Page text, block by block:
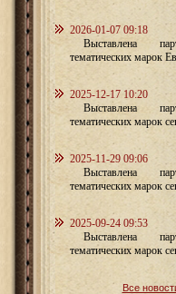
2026-01-07 09:18
Выставлена
тематических марок
2025-12-17 10:20
Выставлена
тематических марок
2025-11-29 09:06
Выставлена
тематических марок
2025-09-24 09:53
Выставлена
тематических марок
Все